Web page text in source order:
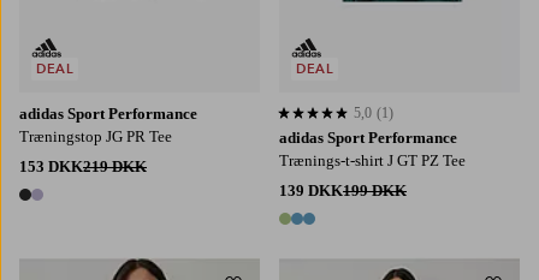
adidas Sport Performance
Træningstop JG PR Tee
153 DKK219 DKK
2 farver
DEAL
adidas Sport Performance
Trænings-t-shirt J GT PZ Tee
139 DKK199 DKK
3 farver
5,0 baseret på 1 bedømmelser
5,0 (1)
DEAL